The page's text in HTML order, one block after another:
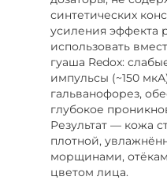
синтетических
усиления эффекта
использовать
гуаша Redox:
импульсы (~150
гальванофорез,
глубокое
Результат — кожа
плотной,
морщинами,
цветом лица.